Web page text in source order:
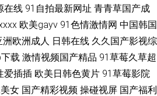
91厂传媒 91香蕉国产线观 产品2025精品综
区三区高清 日韩一级片内射网站 在线观看午
女91 国产资源一区二区三区 免费完整版电影
在线 91自拍最新网址 青青草国产成
欧美gayv 91色情激情网 中国韩国
洲欧洲成人 日韩在线 久久国产影视综
载 激情视频国产精品 91草莓久草超
爱插插 欧美日韩色黄片 91草莓影院
女 国产精彩视频 操碰视屏 国产福利